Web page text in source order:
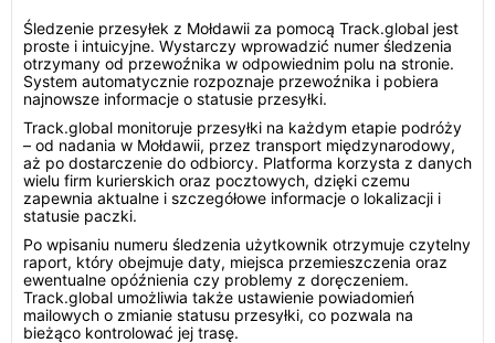
Śledzenie przesyłek z Mołdawii za pomocą Track.global jest
proste i intuicyjne. Wystarczy wprowadzić numer śledzenia
otrzymany od przewoźnika w odpowiednim polu na stronie.
System automatycznie rozpoznaje przewoźnika i pobiera
najnowsze informacje o statusie przesyłki.
Track.global monitoruje przesyłki na każdym etapie podróży
– od nadania w Mołdawii, przez transport międzynarodowy,
aż po dostarczenie do odbiorcy. Platforma korzysta z danych
wielu firm kurierskich oraz pocztowych, dzięki czemu
zapewnia aktualne i szczegółowe informacje o lokalizacji i
statusie paczki.
Po wpisaniu numeru śledzenia użytkownik otrzymuje czytelny
raport, który obejmuje daty, miejsca przemieszczenia oraz
ewentualne opóźnienia czy problemy z doręczeniem.
Track.global umożliwia także ustawienie powiadomień
mailowych o zmianie statusu przesyłki, co pozwala na
bieżąco kontrolować jej trasę.